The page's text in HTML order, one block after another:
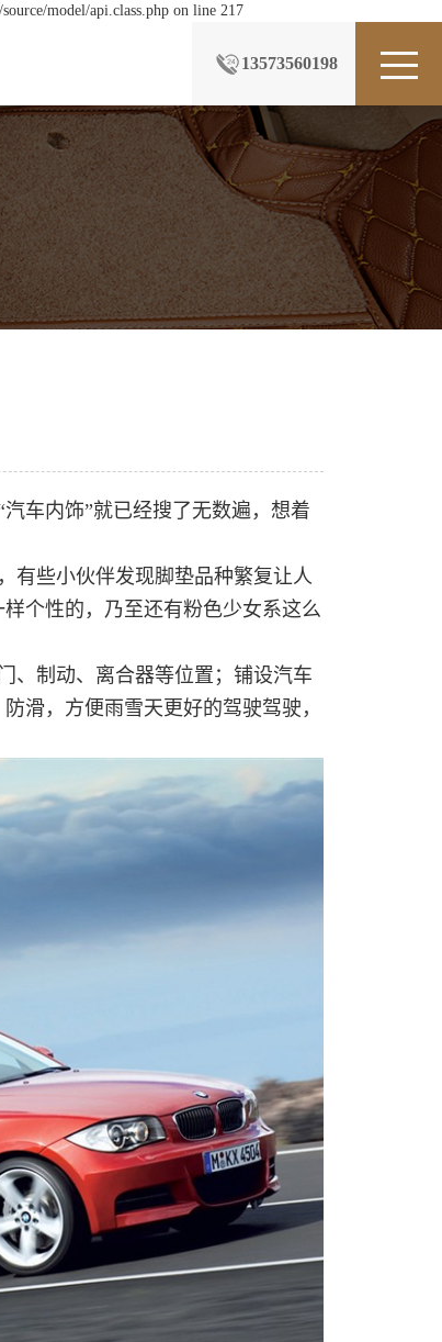
model/api.class.php on line 217
13573560198
车内饰”就已经搜了无数遍，想着
有些小伙伴发现脚垫品种繁复让人
个性的，乃至还有粉色少女系这么
、制动、离合器等位置；铺设汽车
滑，方便雨雪天更好的驾驶驾驶，